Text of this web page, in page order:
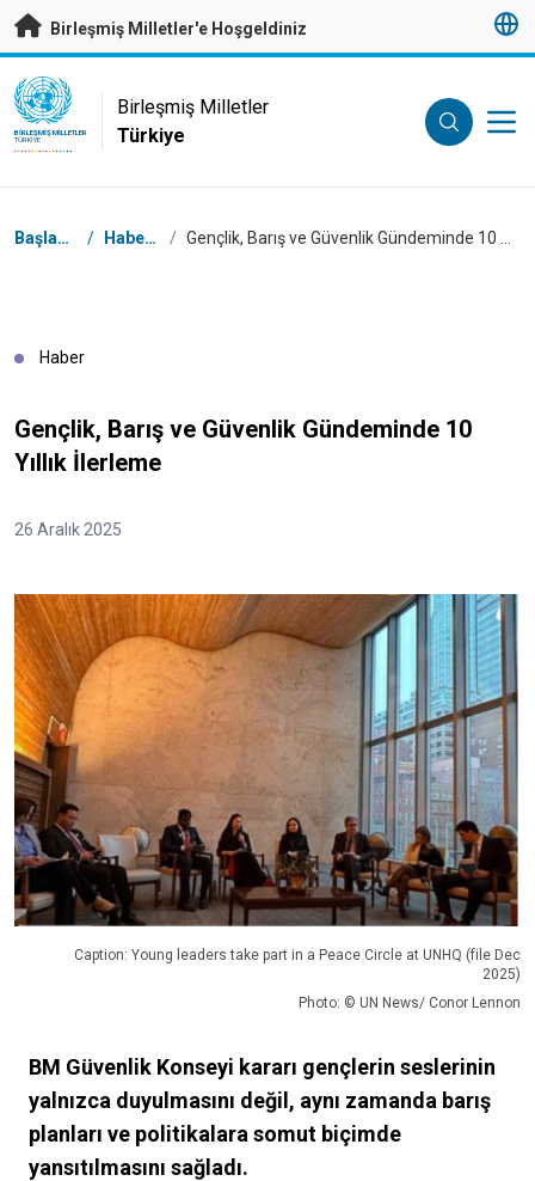
Esas içeriğe atla
Birleşmiş Milletler'e Hoşgeldiniz
UN Logo
BIRLEŞMIŞ MILLETLER
TÜRKIYE
Birleşmiş Milletler
Türkiye
Breadcrumb
Başlangıç / Haberler /
Haber
Gençlik, Barış ve Güvenlik Gündeminde 10
Yıllık İlerleme
26 Aralık 2025
Caption: Young leaders take part in a Peace Circle at UNHQ (file Dec
2025)
Photo: © UN News/ Conor Lennon
BM Güvenlik Konseyi kararı gençlerin seslerinin
yalnızca duyulmasını değil, aynı zamanda barış
planları ve politikalara somut biçimde
yansıtılmasını sağladı.